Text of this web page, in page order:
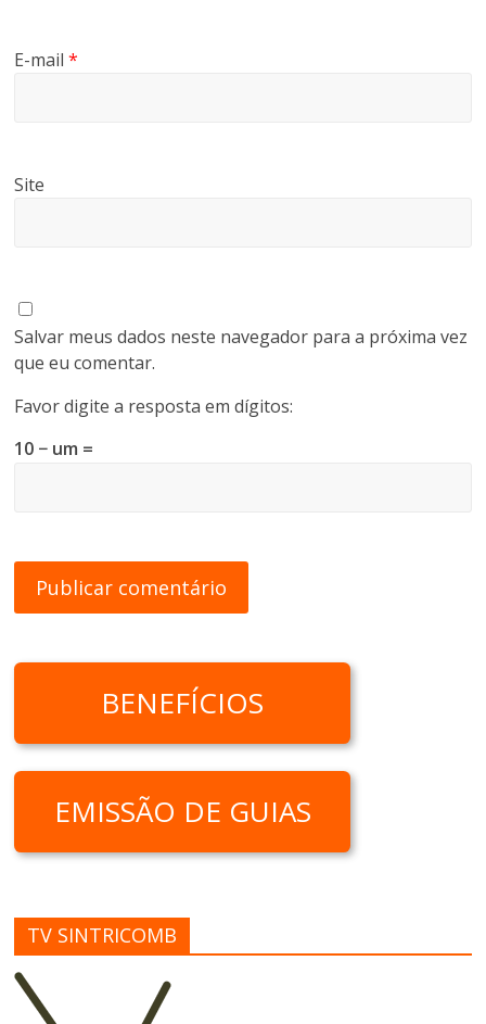
E-mail*
Site
Salvar meus dados neste navegador para a próxima vez
que eu comentar.
Favor digite a resposta em dígitos:
10 − um =
BENEFÍCIOS
EMISSÃO DE GUIAS
TV SINTRICOMB